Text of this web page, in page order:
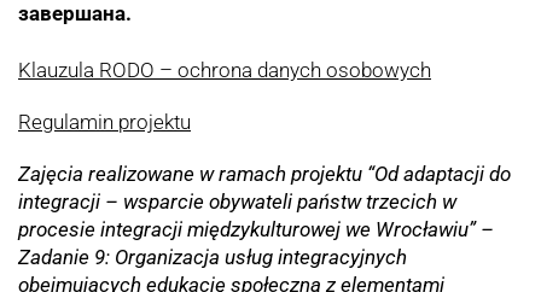
завершана.
Klauzula RODO – ochrona danych osobowych
Regulamin projektu
Zajęcia realizowane w ramach projektu “Od adaptacji do
integracji – wsparcie obywateli państw trzecich w
procesie integracji międzykulturowej we Wrocławiu” –
Zadanie 9: Organizacja usług integracyjnych
obejmujących edukację społeczną z elementami